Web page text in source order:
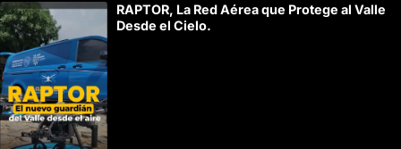
v
e
:
RAPTOR, La Red Aérea que Protege al Valle
Desde el Cielo.